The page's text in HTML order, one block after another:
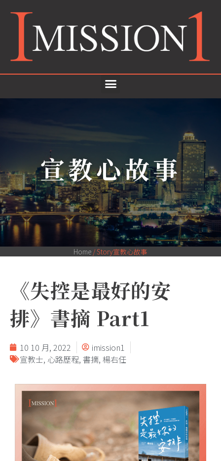
宣教心故事
Home /Story宣教心故事
《失控是最好的安
排》書摘 Part1
10 10 月, 2022
imission1
宣教士, 心路歷程, 書摘, 楊右任